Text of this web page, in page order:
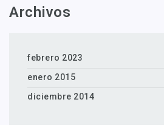
Archivos
febrero 2023
enero 2015
diciembre 2014